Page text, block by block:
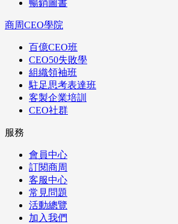
暢銷圖書
商周CEO學院
百億CEO班
CEO50失敗學
組織領袖班
駐足思考表達班
客製企業培訓
CEO社群
服務
會員中心
訂閱商周
客服中心
常見問題
活動總覽
加入我們